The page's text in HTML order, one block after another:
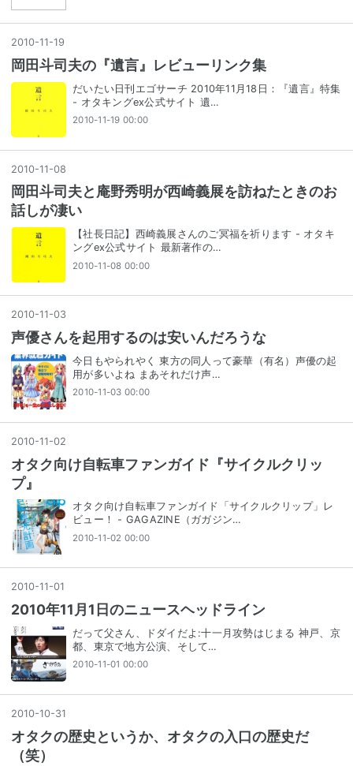
2010-11 -19
岡田斗司夫の『遺言』レビューリンク集
だいたい日刊エゴサーチ 2010年11月18日：『遺言』特集
- オタキングex公式サイト 遺…
2010-11-19 00:00
2010-11-08
岡田斗司夫と庵野秀明が西崎義展を訪ねたときのお
話しが凄い
【社長日記】西崎義展さんのご冥福を祈ります - オタキ
ングex公式サイト 最新著作の…
2010-11-08 00:00
2010-11 -03
声優さんを起用するのは安いんだろうな
今日もやられやく 東方の同人って豪華（有名）声優の起
用が多いよね まあそれだけ声…
2010-11-03 00:00
2010-11 -02
オタク向け自転車ファンガイド『サイクルクリッ
プ』
オタク向け自転車ファンガイド「サイクルクリップ」レ
ビュー！ - GAGAZINE（ガガジン…
2010-11-02 00:00
2010-11 -01
2010年11月1日のニュースヘッドライン
だって父さん、ドダイだよ:十一月攻勢はじまる 神戸、京
都、東京で地方公演、そして…
2010-11-01 00:00
2010-10-31
オタクの歴史というか、オタクの入口の歴史だ
（笑）